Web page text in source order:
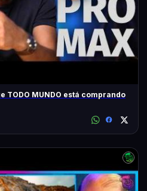
TODO MUNDO está comprando